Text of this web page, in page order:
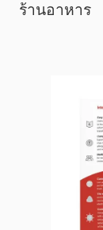
ร้านอาหาร